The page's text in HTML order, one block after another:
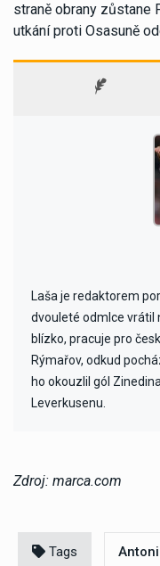
straně obrany zůstane
utkání proti Osasuně
Laša je redaktorem
dvouleté odmlce vrátil
blízko, pracuje pro
Rýmařov, odkud
ho okouzlil gól
Leverkusenu.
Zdroj: marca.com
Tags